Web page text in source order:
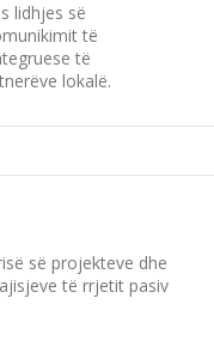
lidhjes së
të
të
lokalë.
së projekteve dhe
të rrjetit pasiv